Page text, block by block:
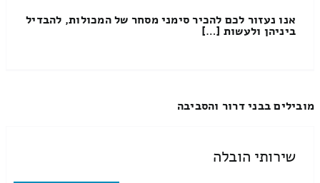
אנו נעזור לכם להכיר סימני מסחר של המכולות, להבדיל
ביניהן ולעשות […]
מובילים בבני דרור והסביבה
שירותי הובלה